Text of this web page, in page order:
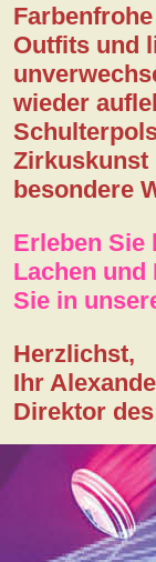
Outfits und
wieder
Zirkuskunst
besondere
Erleben Sie
Lachen und
Sie in
Herzlichst,
Ihr
Direktor des